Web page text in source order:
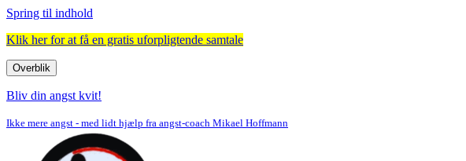
Spring til indhold
Klik her for at få en gratis uforpligtende samtale
Overblik
Navigation
menu
Bliv din angst kvit!
Ikke mere angst - med lidt hjælp fra angst-coach Mikael Hoffmann